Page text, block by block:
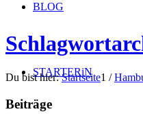
BLOG
STARTERiN
Du bist hier: Startseite1 /
Beiträge